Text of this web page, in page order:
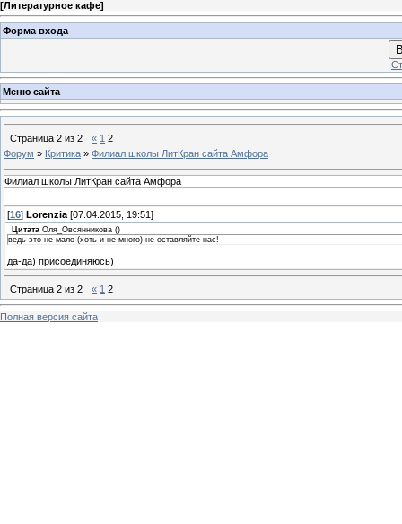
[Литературное кафе]
Форма входа
Меню сайта
Страница 2 из 2 « 1 2
Форум » Критика » Филиал школы ЛитКран сайта Амфора
Филиал школы ЛитКран сайта Амфора
[16] Lorenzia [07.04.2015, 19:51]
Цитата Оля_Овсянникова ()
ведь это не мало (хоть и не много) не оставляйте нас!
да-да) присоединяюсь)
Страница 2 из 2 « 1 2
Полная версия сайта